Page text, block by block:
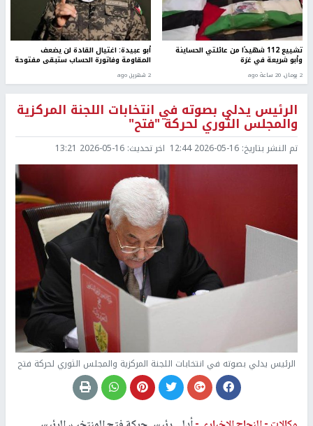
تشييع 112 شهيدًا من عائلتي الحساينة
وأبو شريعة في غزة
2 يومان، 20 ساعة ago
أبو عبيدة: اغتيال القادة لن يضعف
المقاومة وفاتورة الحساب ستبقى مفتوحة
2 شهرين ago
الرئيس يدلي بصوته في انتخابات اللجنة المركزية
والمجلس الثوري لحركة "فتح"
تم النشر بتاريخ: 2026-05-16 12:44 اخر تحديث: 2026-05-16 13:21
الرئيس يدلي بصوته في انتخابات اللجنة المركزية والمجلس الثوري لحركة فتح